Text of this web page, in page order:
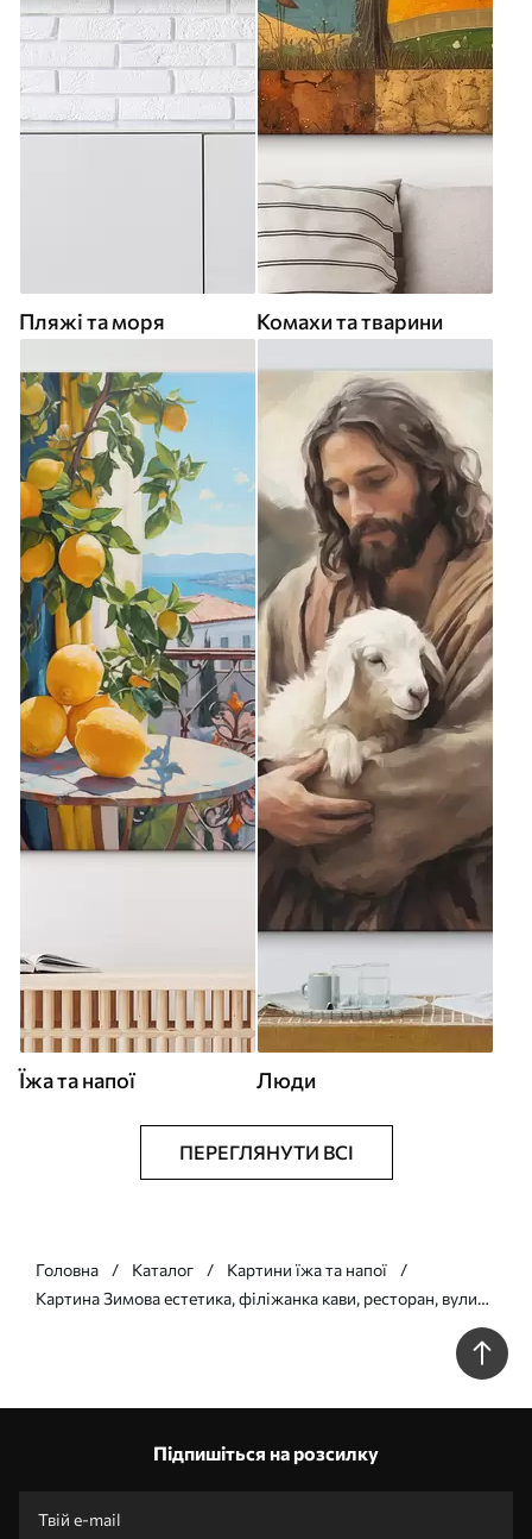
Пляжі та моря Комахи та тварини
Їжа та напої Люди
ПЕРЕГЛЯНУТИ ВСІ
Головна Каталог
Картини їжа та напої
Картина Зимова естетика, філіжанка кави, ресторан, вулиця
Підпишіться на розсилку